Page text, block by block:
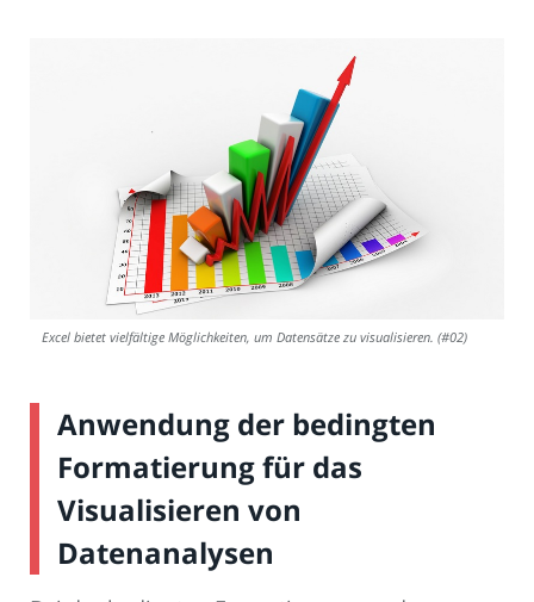
Excel bietet vielfältige Möglichkeiten, um Datensätze zu visualisieren. (#02)
Anwendung der bedingten
Formatierung für das
Visualisieren von
Datenanalysen